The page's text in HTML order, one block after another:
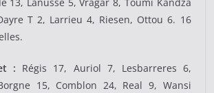
T 2, Larrieu 4, Riesen, Ottou 6. 16
: Régis 17, Auriol 7, Lesbarreres 6,
15, Comblon 24, Real 9, Wansi